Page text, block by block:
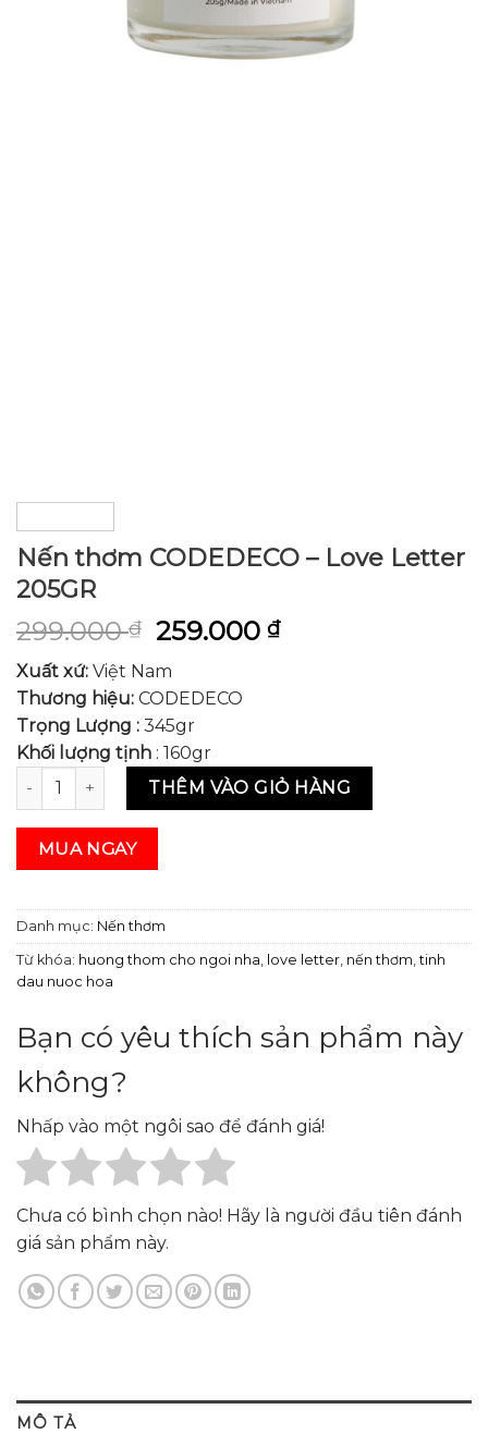
Nến thơm CODEDECO – Love Letter
205GR
299.000₫ 259.000₫
Xuất xứ: Việt Nam
Thương hiệu: CODEDECO
Trọng Lượng : 345gr
Khối lượng tịnh : 160gr
Nến thơm CODEDECO - Love Letter 205GR số lượng
THÊM VÀO GIỎ HÀNG
MUA NGAY
Danh mục: Nến thơm
Từ khóa: huong thom cho ngoi nha, love letter, nến thơm,tinh
dau nuoc hoa
Bạn có yêu thích sản phẩm này
không?
Nhấp vào một ngôi sao để đánh giá!
Chưa có bình chọn nào! Hãy là người đầu tiên đánh
giá sản phẩm này.
MÔ TẢ